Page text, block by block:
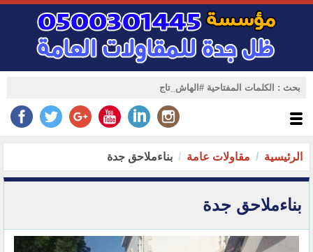
الرئيسية مقاولات عامة بناءملاحق جدة
بناءملاحق جدة